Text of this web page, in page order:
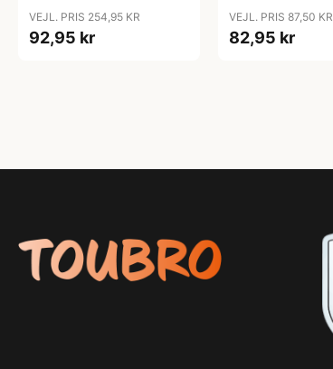
VEJL. PRIS 254,95 KR
92,95 kr
VEJL. PRIS 87,50 KR
82,95 kr